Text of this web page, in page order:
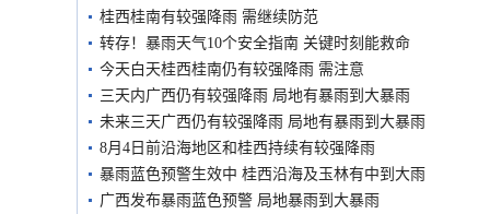
桂西桂南有较强降雨 需继续防范
转存！暴雨天气10个安全指南 关键时刻能救命
今天白天桂西桂南仍有较强降雨 需注意
三天内广西仍有较强降雨 局地有暴雨到大暴雨
未来三天广西仍有较强降雨 局地有暴雨到大暴雨
8月4日前沿海地区和桂西持续有较强降雨
暴雨蓝色预警生效中 桂西沿海及玉林有中到大雨
广西发布暴雨蓝色预警 局地暴雨到大暴雨